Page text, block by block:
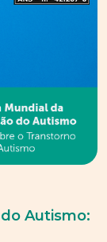
Autismo: